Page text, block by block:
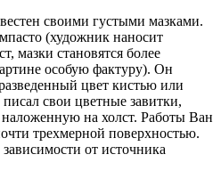
своими густыми мазками.
(художник наносит
мазки становятся более
особую фактуру). Он
цвет кистью или
свои цветные завитки,
наложенную на холст. Работы Ван
трехмерной поверхностью.
от источника